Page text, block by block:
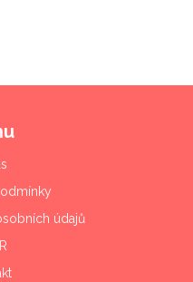
údajů